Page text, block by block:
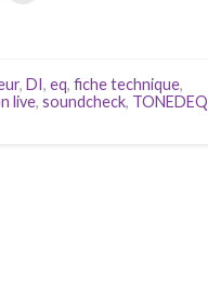
, DI, eq, fiche technique,
live, soundcheck, TONEDEQ